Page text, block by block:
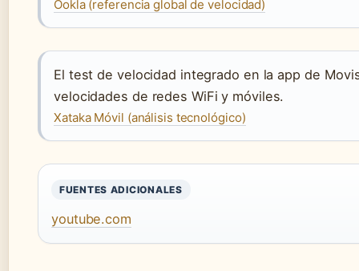
Ookla (referencia global de velocidad)
El test de velocidad integrado en la app de
velocidades de redes WiFi y móviles.
Xataka Móvil (análisis tecnológico)
FUENTES ADICIONALES
youtube.com